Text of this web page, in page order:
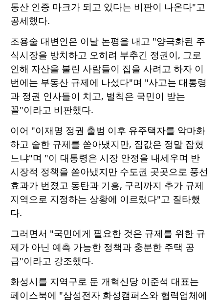
동산 인증 마크가 되고 있다는 비판이 나온다"고
공세했다.
조용술 대변인은 이날 논평을 내고 "양극화된 주
식시장을 방치하고 오히려 부추긴 정권이, 그로
인해 자산을 불린 사람들이 집을 사려고 하자 이
번에는 부동산 규제에 나섰다"며 "사고는 대통령
과 정권 인사들이 치고, 벌칙은 국민이 받는
꼴"이라고 비판했다.
이어 "이재명 정권 출범 이후 유주택자를 악마화
하고 숱한 규제를 쏟아냈지만, 집값은 정말 잡혔
느냐"며 "이 대통령은 시장 안정을 내세우며 반
시장적 정책을 쏟아냈지만 수도권 곳곳으로 풍선
효과가 번졌고 동탄과 기흥, 구리까지 추가 규제
지역으로 지정하는 상황에 이르렀다"고 질타했
다.
그러면서 "국민에게 필요한 것은 규제를 위한 규
제가 아닌 예측 가능한 정책과 충분한 주택 공
급"이라고 강조했다.
화성시를 지역구로 둔 개혁신당 이준석 대표는
페이스북에 "삼성전자 화성캠퍼스와 협력업체에